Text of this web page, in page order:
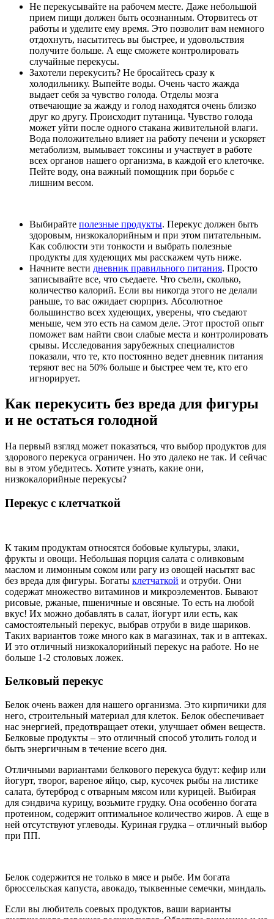
Не перекусывайте на рабочем месте. Даже небольшой
прием пищи должен быть осознанным. Оторвитесь от
работы и уделите ему время. Это позволит вам немного
отдохнуть, насытитесь вы быстрее, и удовольствия
получите больше. А еще сможете контролировать
случайные перекусы.
Захотели перекусить? Не бросайтесь сразу к
холодильнику. Выпейте воды. Очень часто жажда
выдает себя за чувство голода. Отделы мозга
отвечающие за жажду и голод находятся очень близко
друг ко другу. Происходит путаница. Чувство голода
может уйти после одного стакана живительной влаги.
Вода положительно влияет на работу печени и ускоряет
метаболизм, вымывает токсины и участвует в работе
всех органов нашего организма, в каждой его клеточке.
Пейте воду, она важный помощник при борьбе с
лишним весом.
Выбирайте полезные продукты. Перекус должен быть
здоровым, низкокалорийным и при этом питательным.
Как соблюсти эти тонкости и выбрать полезные
продукты для худеющих мы расскажем чуть ниже.
Начните вести дневник правильного питания. Просто
записывайте все, что съедаете. Что съели, сколько,
количество калорий. Если вы никогда этого не делали
раньше, то вас ожидает сюрприз. Абсолютное
большинство всех худеющих, уверены, что съедают
меньше, чем это есть на самом деле. Этот простой опыт
поможет вам найти свои слабые места и контролировать
срывы. Исследования зарубежных специалистов
показали, что те, кто постоянно ведет дневник питания
теряют вес на 50% больше и быстрее чем те, кто его
игнорирует.
Как перекусить без вреда для фигуры
и не остаться голодной
На первый взгляд может показаться, что выбор продуктов для
здорового перекуса ограничен. Но это далеко не так. И сейчас
вы в этом убедитесь. Хотите узнать, какие они,
низкокалорийные перекусы?
Перекус с клетчаткой
К таким продуктам относятся бобовые культуры, злаки,
фрукты и овощи. Небольшая порция салата с оливковым
маслом и лимонным соком или рагу из овощей насытят вас
без вреда для фигуры. Богаты клетчаткой и отруби. Они
содержат множество витаминов и микроэлементов. Бывают
рисовые, ржаные, пшеничные и овсяные. То есть на любой
вкус! Их можно добавлять в салат, йогурт или есть, как
самостоятельный перекус, выбрав отруби в виде шариков.
Таких вариантов тоже много как в магазинах, так и в аптеках.
И это отличный низкокалорийный перекус на работе. Но не
больше 1-2 столовых ложек.
Белковый перекус
Белок очень важен для нашего организма. Это кирпичики для
него, строительный материал для клеток. Белок обеспечивает
нас энергией, предотвращает отеки, улучшает обмен веществ.
Белковые продукты – это отличный способ утолить голод и
быть энергичным в течение всего дня.
Отличными вариантами белкового перекуса будут: кефир или
йогурт, творог, вареное яйцо, сыр, кусочек рыбы на листике
салата, бутерброд с отварным мясом или курицей. Выбирая
для сэндвича курицу, возьмите грудку. Она особенно богата
протеином, содержит оптимальное количество жиров. А еще в
ней отсутствуют углеводы. Куриная грудка – отличный выбор
при ПП.
Белок содержится не только в мясе и рыбе. Им богата
брюссельская капуста, авокадо, тыквенные семечки, миндаль.
Если вы любитель соевых продуктов, ваши варианты